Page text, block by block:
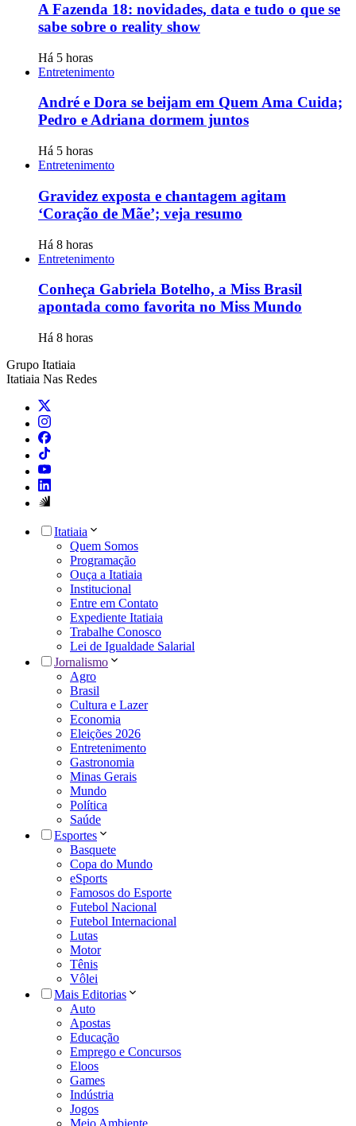
A Fazenda 18: novidades, data e tudo o que se
sabe sobre o reality show
Há 5 horas
Entretenimento
André e Dora se beijam em Quem Ama Cuida;
Pedro e Adriana dormem juntos
Há 5 horas
Entretenimento
Gravidez exposta e chantagem agitam
‘Coração de Mãe’; veja resumo
Há 8 horas
Entretenimento
Conheça Gabriela Botelho, a Miss Brasil
apontada como favorita no Miss Mundo
Há 8 horas
Grupo Itatiaia
Itatiaia Nas Redes
Itatiaia
Quem Somos
Programação
Ouça a Itatiaia
Institucional
Entre em Contato
Expediente Itatiaia
Trabalhe Conosco
Lei de Igualdade Salarial
Jornalismo
Agro
Brasil
Cultura e Lazer
Economia
Eleições 2026
Entretenimento
Gastronomia
Minas Gerais
Mundo
Política
Saúde
Esportes
Basquete
Copa do Mundo
eSports
Famosos do Esporte
Futebol Nacional
Futebol Internacional
Lutas
Motor
Tênis
Vôlei
Mais Editorias
Auto
Apostas
Educação
Emprego e Concursos
Eloos
Games
Indústria
Jogos
Meio Ambiente